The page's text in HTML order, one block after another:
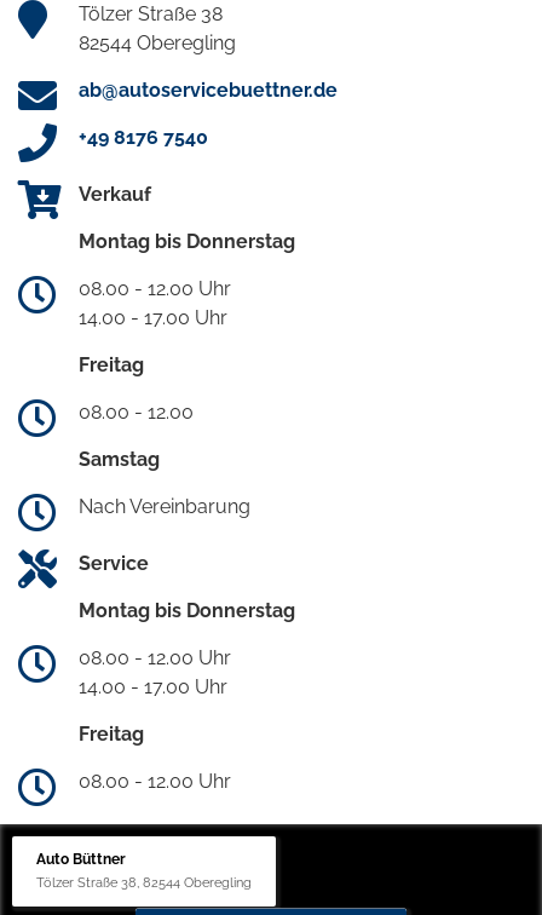
Tölzer Straße 38
82544 Oberegling
ab@autoservicebuettner.de
+49 8176 7540
Verkauf
Montag bis Donnerstag
08.00 - 12.00 Uhr
14.00 - 17.00 Uhr
Freitag
08.00 - 12.00
Samstag
Nach Vereinbarung
Service
Montag bis Donnerstag
08.00 - 12.00 Uhr
14.00 - 17.00 Uhr
Freitag
08.00 - 12.00 Uhr
Auto Büttner
Tölzer Straße 38, 82544 Oberegling